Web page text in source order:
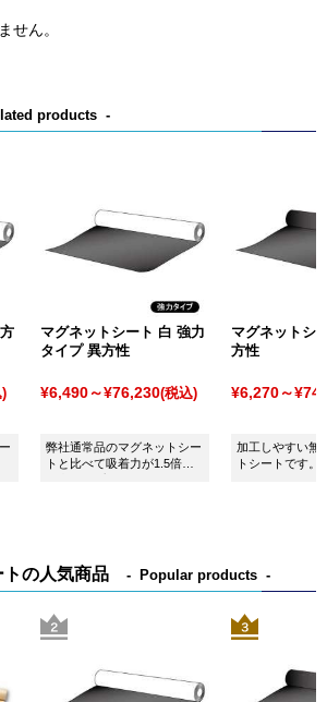
せん。
products
マグネットシート 白 強力
タイプ 異方性
¥6,490～¥76,230(税込)
弊社通常品のマグネットシー
トと比べて吸着力が1.5倍の
マグネットシ
方性
¥6,270～
加工しやすい無
トシートです。
の人気商品 Popular products